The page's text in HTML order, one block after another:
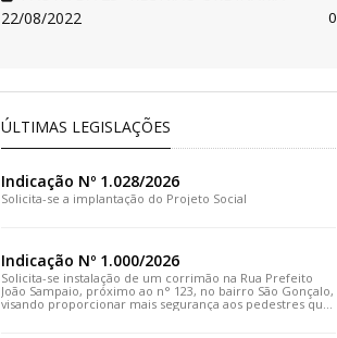
22/08/2022
0
ÚLTIMAS LEGISLAÇÕES
Indicação Nº 1.028/2026
Solicita-se a implantação do Projeto Social
Indicação Nº 1.000/2026
Solicita-se instalação de um corrimão na Rua Prefeito
João Sampaio, próximo ao n° 123, no bairro São Gonçalo,
visando proporcionar mais segurança aos pedestres que
transitam pelo local